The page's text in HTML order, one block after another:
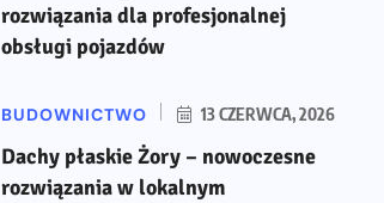
rozwiązania dla profesjonalnej
obsługi pojazdów
BUDOWNICTWO 13 CZERWCA, 2026
Dachy płaskie Żory – nowoczesne
rozwiązania w lokalnym